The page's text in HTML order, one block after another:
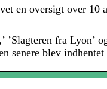
en oversigt over 10
’Slagteren fra Lyon’
senere blev